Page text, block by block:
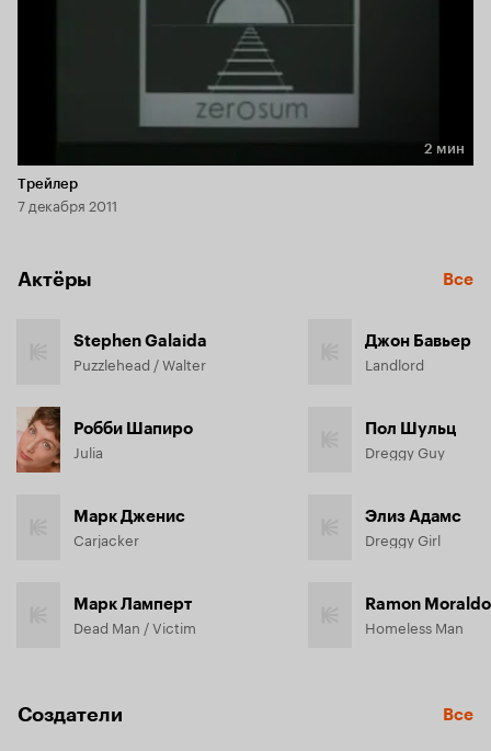
Длительность 2 мин
2 мин
Трейлер
7 декабря 2011
Актёры Все
Stephen Galaida
Puzzlehead / Walter
Робби Шапиро
Julia
Марк Дженис
Carjacker
Марк Ламперт
Dead Man / Victim
Джон Бавьер
Landlord
Пол Шульц
Dreggy Guy
Элиз Адамс
Dreggy Girl
Ramon Moraldo
Homeless Man
Создатели Все